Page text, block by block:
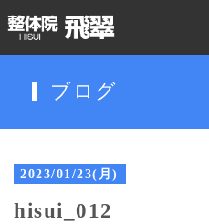
ブログ
2023/01/23(月)
hisui_012